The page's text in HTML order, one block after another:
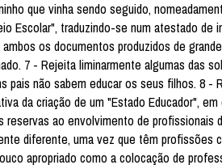
que vinha sendo seguido,
Escolar", traduzindo-se num atestado de
os documentos produzidos de
7 - Rejeita liminarmente algumas das
pais não sabem educar os seus filhos. 8 -
da criação de um "Estado Educador", em
ao envolvimento de profissionais
diferente, uma vez que têm profissões
apropriado como a colocação de